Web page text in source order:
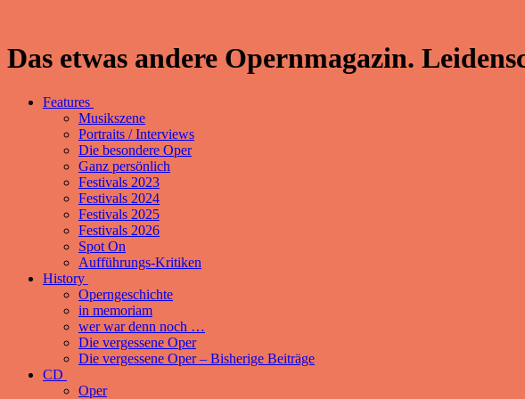
Das etwas andere Opernmagazin.
Features
Musikszene
Portraits / Interviews
Die besondere Oper
Ganz persönlich
Festivals 2023
Festivals 2024
Festivals 2025
Festivals 2026
Spot On
Aufführungs-Kritiken
History
Operngeschichte
in memoriam
wer war denn noch …
Die vergessene Oper
Die vergessene Oper – Bisherige Beiträge
CD
Oper